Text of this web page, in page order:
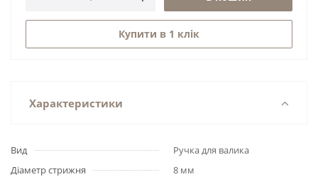
Купити в 1 клік
Характеристики
Вид
Ручка для валика
Діаметр стрижня
8 мм